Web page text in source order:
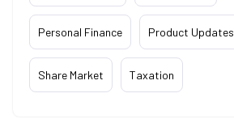
Personal Finance Product Updates
Share Market Taxation